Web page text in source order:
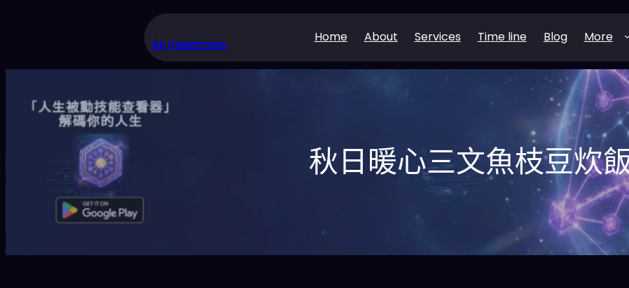
主
siuleeboss Home About Services Time line Blog More
秋日暖心三文魚枝豆炊